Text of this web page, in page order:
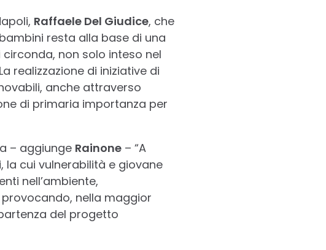
Raffaele Del Giudice, che
resta alla base di una
non solo inteso nel
realizzazione di iniziative di
anche attraverso
di primaria importanza per
– aggiunge Rainone– “A
cui vulnerabilità e giovane
nell’ambiente,
nella maggior
del progetto